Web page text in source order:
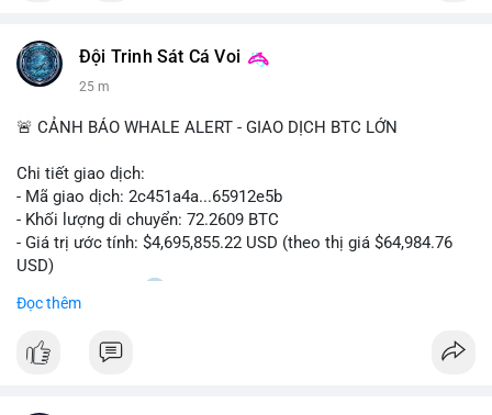
📰 Nguồn: Cointelegraph
Đội Trinh Sát Cá Voi
25 m
🚨 CẢNH BÁO WHALE ALERT - GIAO DỊCH BTC LỚN
Chi tiết giao dịch:
- Mã giao dịch: 2c451a4a...65912e5b
- Khối lượng di chuyển: 72.2609 BTC
- Giá trị ước tính: $4,695,855.22 USD (theo thị giá $64,984.76
USD)
- Thời gian: 15:20
Nhận định phân tích hành vi của Cá voi dựa trên giao dịch này:
Lượng BTC trị giá gần 4,7 triệu USD được dồn vào một giao
Đọc thêm